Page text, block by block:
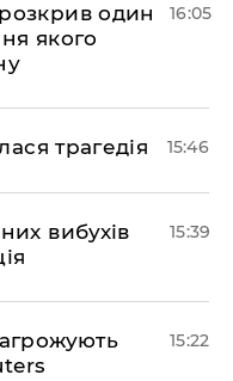
один
якого
16:05
трагедія 15:46
вибухів
15:39
15:22